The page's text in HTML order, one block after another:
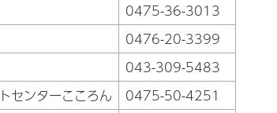
0475-36-3013
0476-20-3399
043-309-5483
センターこころん
0475-50-4251